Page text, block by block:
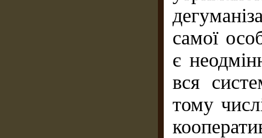
самої
є
вся
тому